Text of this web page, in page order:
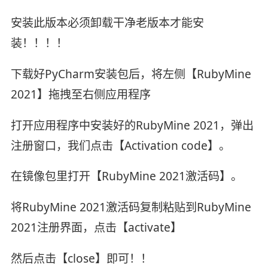
安装此版本必须卸载干净老版本才能安
装！！！！
下载好PyCharm安装包后，将左侧【RubyMine
2021】拖拽至右侧应用程序
打开应用程序中安装好的RubyMine 2021，弹出
注册窗口，我们点击【Activation code】。
在镜像包里打开【RubyMine 2021激活码】。
将RubyMine 2021激活码复制粘贴到RubyMine
2021注册界面，点击【activate】
然后点击【close】即可！！